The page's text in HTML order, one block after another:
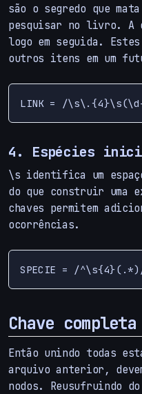
são o segredo que
pesquisar no livro. A
logo em seguida.
outros itens em um
4. Espécies
\s identifica um
do que construir uma
chaves permitem
ocorrências.
Chave completa
Então unindo todas
arquivo anterior,
nodos. Reusufruindo do